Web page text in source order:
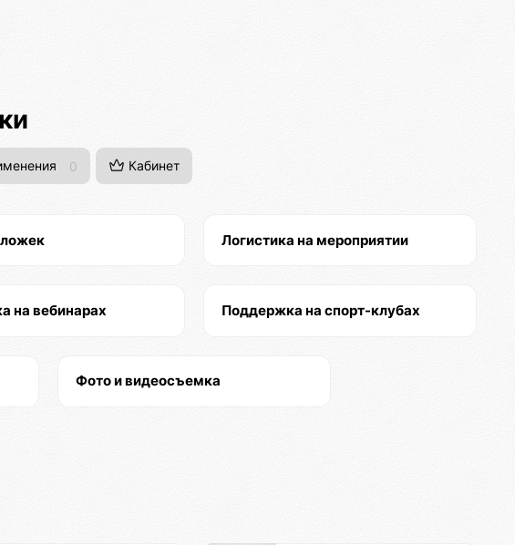
0 Кабинет
Логистика на мероприятии
на вебинарах Поддержка на спорт-клубах
Фото и видеосъемка